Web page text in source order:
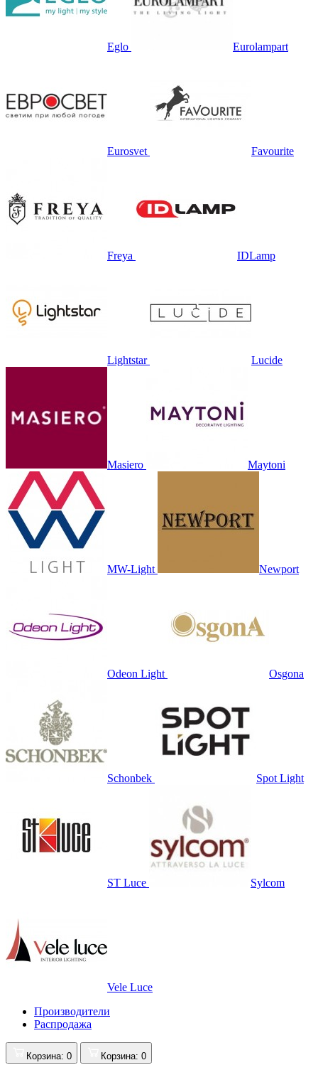
Eglo Eurolampart
Eurosvet Favourite
Freya IDLamp
Lightstar Lucide
Masiero Maytoni
MW-Light Newport
Odeon Light Osgona
Schonbek Spot Light
ST Luce Sylcom
Vele Luce
Производители
Распродажа
Корзина: 0 Корзина: 0